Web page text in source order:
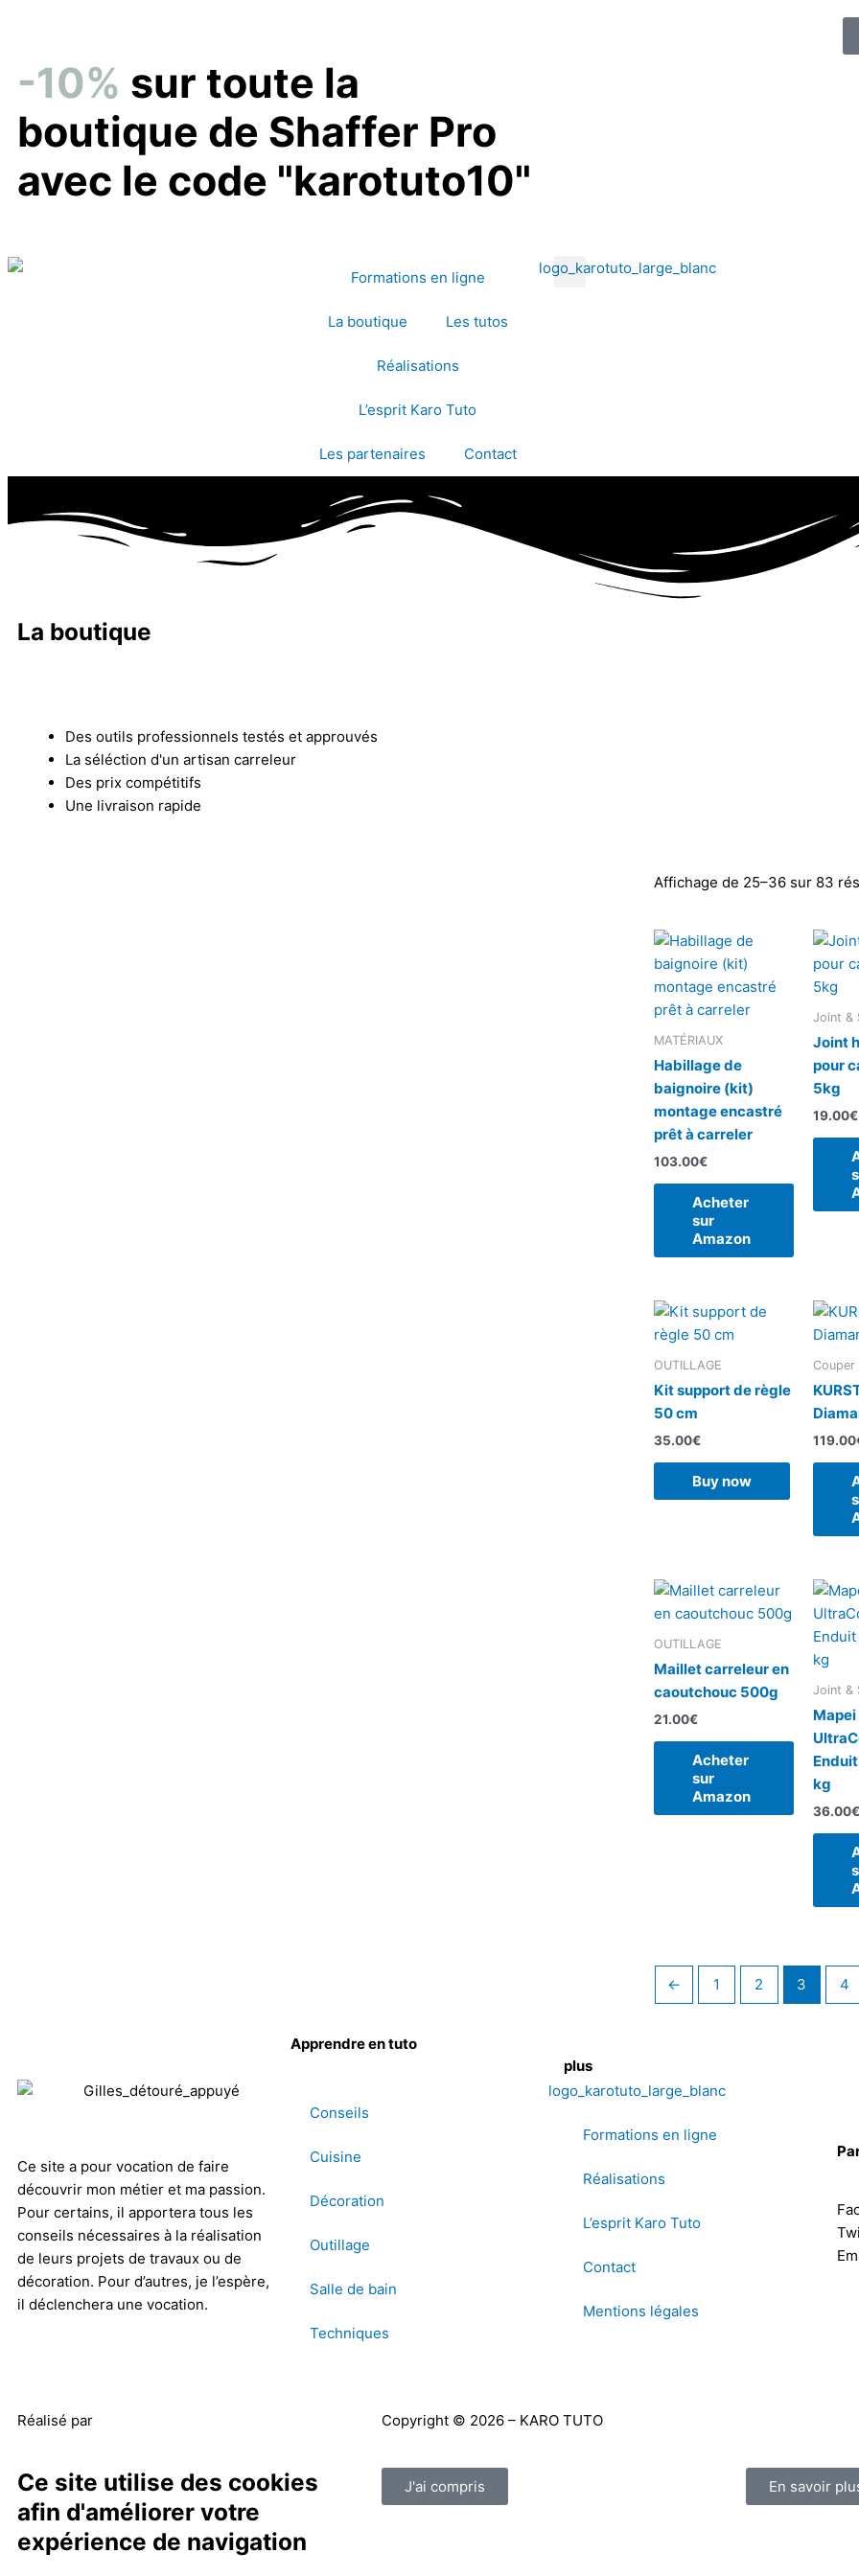
-10% sur toute la
boutique de Shaffer Pro
avec le code "karotuto10"
Formations en ligne
La boutique Les tutos
Réalisations
L’esprit Karo Tuto
Les partenaires Contact
e
La boutique
Des outils professionnels testés et approuvés
La séléction d'un artisan carreleur
Des prix compétitifs
Une livraison rapide
Affichage de 25–36 sur 83
MATÉRIAUX
Habillage de
baignoire (kit)
montage encastré
prêt à carreler
103.00€
Acheter
sur
Amazon
Joint &
Joint
pour
5kg
19.00€
OUTILLAGE
Kit support de règle
50 cm
35.00€
Buy now
Couper
119.00
OUTILLAGE
Maillet carreleur en
caoutchouc 500g
21.00€
Acheter
sur
Amazon
Joint &
Mapei
kg
36.00€
← 1 2 3 4
Ce site a pour vocation de faire
découvrir mon métier et ma passion.
Pour certains, il apportera tous les
conseils nécessaires à la réalisation
de leurs projets de travaux ou de
décoration. Pour d’autres, je l’espère,
il déclenchera une vocation.
Apprendre en tuto
Conseils
Cuisine
Décoration
Outillage
Salle de bain
Techniques
plus
Formations en ligne
Réalisations
L’esprit Karo Tuto
Contact
Mentions légales
Réalisé par Copyright © 2026 – KARO TUTO
o
u
a
c
Ce site utilise des cookies
afin d'améliorer votre
expérience de navigation
J'ai compris En savoir